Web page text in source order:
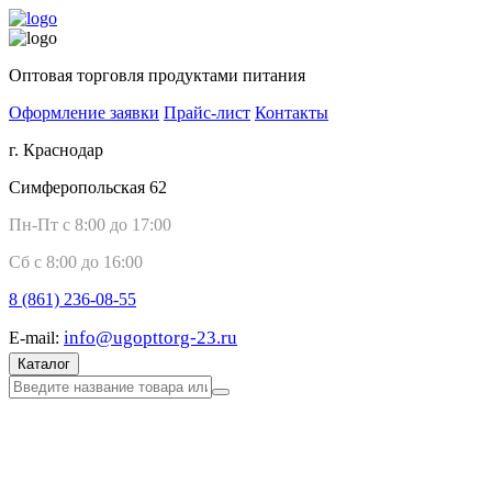
Оптовая торговля продуктами питания
Оформление заявки Прайс-лист Контакты
г. Краснодар
Симферопольская 62
Пн-Пт с 8:00 до 17:00
Сб с 8:00 до 16:00
8 (861) 236-08-55
E-mail: info@ugopttorg-23.ru
Каталог